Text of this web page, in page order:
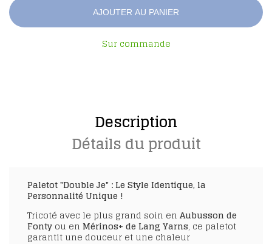
AJOUTER AU PANIER
Sur commande
Description
Détails du produit
Paletot "Double Je" : Le Style Identique, la
Personnalité Unique !
Tricoté avec le plus grand soin en Aubusson de
Fonty ou en Mérinos+ de Lang Yarns, ce paletot
garantit une douceur et une chaleur